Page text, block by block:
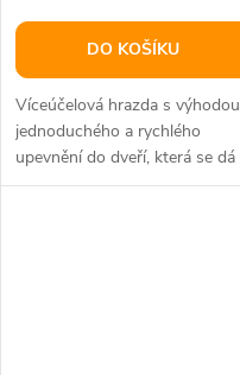
DO KOŠÍKU
Víceúčelová hrazda s výhodou
jednoduchého a rychlého
upevnění do dveří, která se dá
použít i na další fitness...